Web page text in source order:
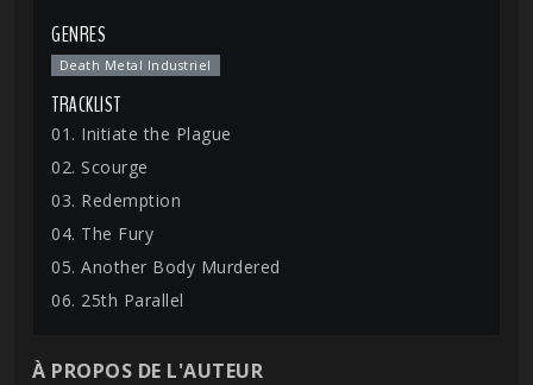
GENRES
Death Metal Industriel
TRACKLIST
01. Initiate the Plague
02. Scourge
03. Redemption
04. The Fury
05. Another Body Murdered
06. 25th Parallel
À PROPOS DE L'AUTEUR